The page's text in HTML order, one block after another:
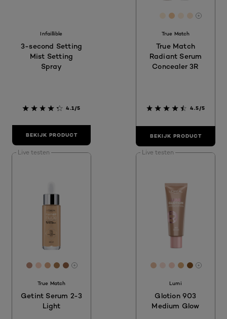
Infaillible
3-second Setting
Mist Setting
Spray
4.1/5
BEKIJK PRODUCT
[Color]: FFDCC1
[Color]:
[Color]:
[Color]:
[Color]:
More
True Match
True Match
Radiant Serum
Concealer 3R
4.5/5
BEKIJK PRODUCT
Live testen
[Color]: #C2907A
[Color]: #F9D0BE
[Color]: #E0AB87
[Color]: #AE7C50
[Color]: #996649
More shades are available
True Match
Getint Serum 2-3
Light
Live testen
[Color]: #EBC2A3
[Color]:
[Color]:
[Color]:
[Color]:
More
Lumi
Glotion 903
Medium Glow